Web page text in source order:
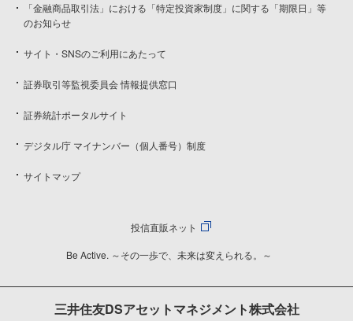
「金融商品取引法」における「特定投資家制度」に関する「期限日」等
のお知らせ
サイト・SNSのご利用にあたって
証券取引等監視委員会 情報提供窓口
証券統計ポータルサイト
デジタル庁 マイナンバー（個人番号）制度
サイトマップ
投信直販ネット
Be Active. ～その一歩で、未来は変えられる。～
三井住友DSアセットマネジメント株式会社